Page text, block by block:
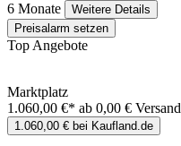
6 Monate
Weitere Details
Preisalarm setzen
Top Angebote
Marktplatz
1.060,00 €* ab 0,00 € Versand
1.060,00 € bei Kaufland.de